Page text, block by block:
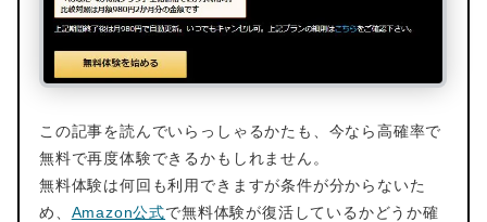
この記事を読んでいらっしゃるかたも、今なら高確率で
無料で再度体験できるかもしれません。
無料体験は何回も利用できますが条件が分からないた
め、 Amazon公式で無料体験が復活しているかどうか確